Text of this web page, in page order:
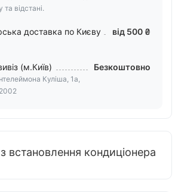
та відстані.
доставка по Києву від 500 ₴
(м.Київ)
Куліша, 1а,
Безкоштовно
встановлення кондиціонера